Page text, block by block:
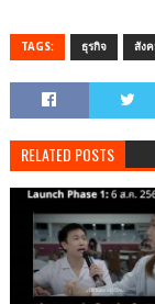
TAGS: ธุรกิจ สัง
RELATED POSTS